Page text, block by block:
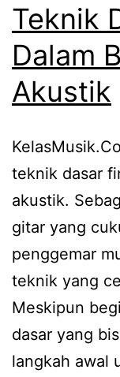
Teknik
Dalam
Akustik
teknik dasar
akustik.
gitar yang
penggemar
teknik yang
Meskipun
dasar yang
langkah awal